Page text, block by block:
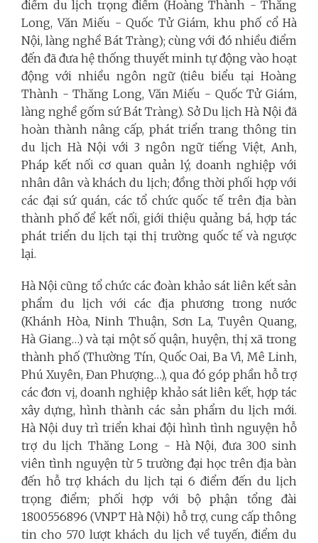
điểm du lịch trọng điểm (Hoàng Thành - Thăng
Long, Văn Miếu - Quốc Tử Giám, khu phố cổ Hà
Nội, làng nghề Bát Tràng); cùng với đó nhiều điểm
đến đã đưa hệ thống thuyết minh tự động vào hoạt
động với nhiều ngôn ngữ (tiêu biểu tại Hoàng
Thành - Thăng Long, Văn Miếu - Quốc Tử Giám,
làng nghề gốm sứ Bát Tràng). Sở Du lịch Hà Nội đã
hoàn thành nâng cấp, phát triển trang thông tin
du lịch Hà Nội với 3 ngôn ngữ tiếng Việt, Anh,
Pháp kết nối cơ quan quản lý, doanh nghiệp với
nhân dân và khách du lịch; đồng thời phối hợp với
các đại sứ quán, các tổ chức quốc tế trên địa bàn
thành phố để kết nối, giới thiệu quảng bá, hợp tác
phát triển du lịch tại thị trường quốc tế và ngược
lại.
Hà Nội cũng tổ chức các đoàn khảo sát liên kết sản
phẩm du lịch với các địa phương trong nước
(Khánh Hòa, Ninh Thuận, Sơn La, Tuyên Quang,
Hà Giang…) và tại một số quận, huyện, thị xã trong
thành phố (Thường Tín, Quốc Oai, Ba Vì, Mê Linh,
Phú Xuyên, Đan Phượng…), qua đó góp phần hỗ trợ
các đơn vị, doanh nghiệp khảo sát liên kết, hợp tác
xây dựng, hình thành các sản phẩm du lịch mới.
Hà Nội duy trì triển khai đội hình tình nguyện hỗ
trợ du lịch Thăng Long - Hà Nội, đưa 300 sinh
viên tình nguyện từ 5 trường đại học trên địa bàn
đến hỗ trợ khách du lịch tại 6 điểm đến du lịch
trọng điểm; phối hợp với bộ phận tổng đài
1800556896 (VNPT Hà Nội) hỗ trợ, cung cấp thông
tin cho 570 lượt khách du lịch về tuyến, điểm du